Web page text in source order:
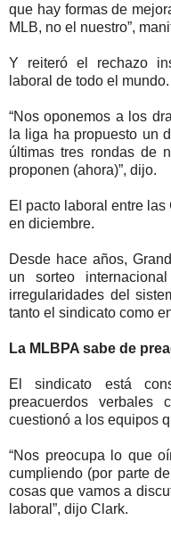
que hay formas de
MLB, no el nuestro”,
Y reiteró el rechazo
laboral de todo el mundo.
“Nos oponemos a los
la liga ha propuesto un
últimas tres rondas de
proponen (ahora)”, dijo.
El pacto laboral entre
en diciembre.
Desde hace años,
un sorteo
irregularidades del
tanto el sindicato como
La MLBPA sabe de
El sindicato está
preacuerdos
cuestionó a los equipos
“Nos preocupa lo que
cumpliendo (por parte
cosas que vamos a
laboral”, dijo Clark.